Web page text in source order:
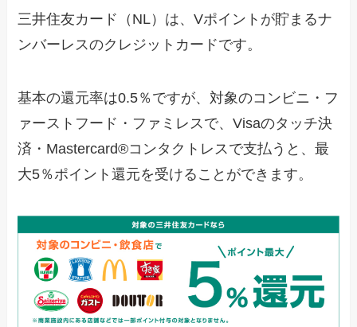
三井住友カード（NL）は、Vポイントが貯まるナ
ンバーレスのクレジットカードです。
基本の還元率は0.5％ですが、対象のコンビニ・フ
ァーストフード・ファミレスで、Visaのタッチ決
済・Mastercard®コンタクトレスで支払うと、最
大5％ポイント還元を受けることができます。